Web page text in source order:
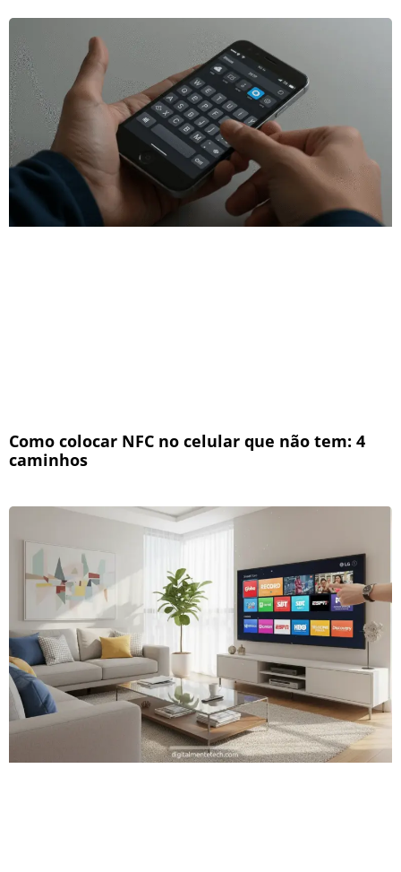
Como colocar NFC no celular que não tem: 4
caminhos